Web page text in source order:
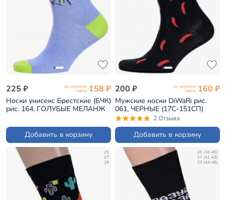
225 ₽ по клубной
карте 158 ₽
Носки унисекс Брестские (БЧК)
рис. 164, ГОЛУБЫЕ МЕЛАНЖ
Добавить в корзину
200 ₽ по клубной
карте 160 ₽
Мужские носки DiWaRi рис.
061, ЧЕРНЫЕ (17С-151СП)
2 Отзыва
Добавить в корзину
25
27
29
25 (38-40)
27 (41-43)
29 (44-46)